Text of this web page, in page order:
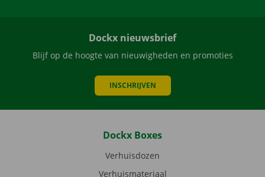
Dockx nieuwsbrief
Blijf op de hoogte van nieuwigheden en promoties
INSCHRIJVEN
Dockx Boxes
Verhuisdozen
Verhuismateriaal